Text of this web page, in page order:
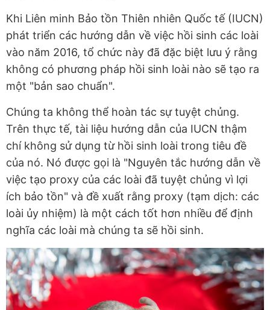
Khi Liên minh Bảo tồn Thiên nhiên Quốc tế (IUCN)
phát triển các hướng dẫn về việc hồi sinh các loài
vào năm 2016, tổ chức này đã đặc biệt lưu ý rằng
không có phương pháp hồi sinh loài nào sẽ tạo ra
một "bản sao chuẩn".
Chúng ta không thể hoàn tác sự tuyệt chủng.
Trên thực tế, tài liệu hướng dẫn của IUCN thậm
chí không sử dụng từ hồi sinh loài trong tiêu đề
của nó. Nó được gọi là "Nguyên tắc hướng dẫn về
việc tạo proxy của các loài đã tuyệt chủng vì lợi
ích bảo tồn" và đề xuất rằng proxy (tạm dịch: các
loài ủy nhiệm) là một cách tốt hơn nhiều để định
nghĩa các loài mà chúng ta sẽ hồi sinh.